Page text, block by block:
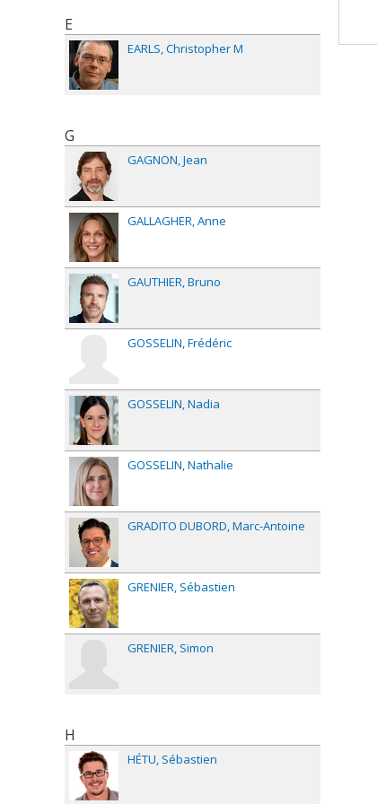
E
EARLS Christopher M
G
GAGNON Jean
GALLAGHER Anne
GAUTHIER Bruno
GOSSELIN Frédéric
GOSSELIN Nadia
GOSSELIN Nathalie
GRADITO DUBORD Marc-Antoine
GRENIER Sébastien
GRENIER Simon
H
HÉTU Sébastien